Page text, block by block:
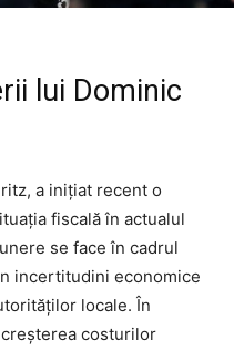
lui Dominic
a inițiat recent o
fiscală în actualul
se face în cadrul
incertitudini economice
locale. În
costurilor